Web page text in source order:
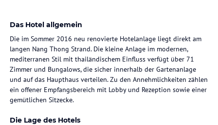
Das Hotel allgemein
Die im Sommer 2016 neu renovierte Hotelanlage liegt direkt am
langen Nang Thong Strand. Die kleine Anlage im modernen,
mediterranen Stil mit thailändischem Einfluss verfügt über 71
Zimmer und Bungalows, die sicher innerhalb der Gartenanlage
und auf das Haupthaus verteilen. Zu den Annehmlichkeiten zählen
ein offener Empfangsbereich mit Lobby und Rezeption sowie einer
gemütlichen Sitzecke.
Die Lage des Hotels